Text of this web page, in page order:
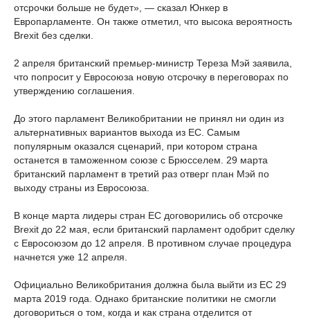
отсрочки больше не будет», — сказал Юнкер в
Европарламенте. Он также отметил, что высока вероятность
Brexit без сделки.
2 апреля британский премьер-министр Тереза Мэй заявила,
что попросит у Евросоюза новую отсрочку в переговорах по
утверждению соглашения.
До этого парламент Великобритании не принял ни один из
альтернативных вариантов выхода из ЕС. Самым
популярным оказался сценарий, при котором страна
останется в таможенном союзе с Брюсселем. 29 марта
британский парламент в третий раз отверг план Мэй по
выходу страны из Евросоюза.
В конце марта лидеры стран ЕС договорились об отсрочке
Brexit до 22 мая, если британский парламент одобрит сделку
с Евросоюзом до 12 апреля. В противном случае процедура
начнется уже 12 апреля.
Официально Великобритания должна была выйти из ЕС 29
марта 2019 года. Однако британские политики не смогли
договориться о том, когда и как страна отделится от